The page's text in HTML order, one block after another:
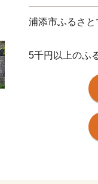
浦添市ふるさ
5千円以上のふ
かりの返礼品
この機会にぜ
・特典の送付